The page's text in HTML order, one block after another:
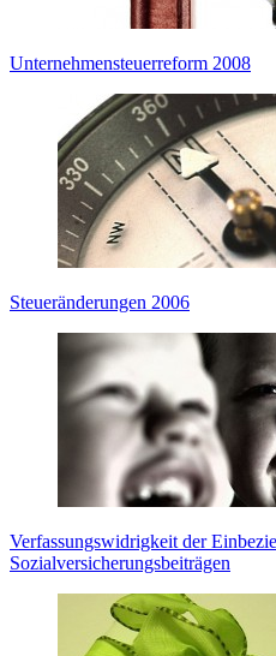
Unternehmensteuerreform 2008
Steueränderungen 2006
Verfassungswidrigkeit der
Sozialversicherungsbeiträgen